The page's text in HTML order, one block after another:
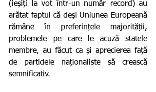
(ieșiți la vot într-un număr record) au
arătat faptul că deși Uniunea Europeană
rămâne în preferințele majorității,
problemele pe care le acuză statele
membre, au făcut ca și aprecierea față
de partidele naționaliste să crească
semnificativ.